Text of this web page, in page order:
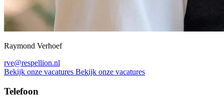
Raymond Verhoef
rve@respellion.nl
Bekijk onze vacatures Bekijk onze vacatures
Telefoon